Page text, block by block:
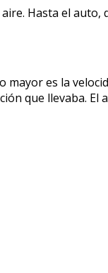
Hasta el
es la
que llevaba. El